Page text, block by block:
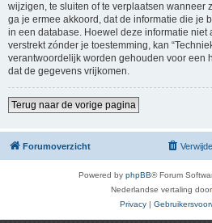
wijzigen, te sluiten of te verplaatsen wanneer
ga je ermee akkoord, dat de informatie die je
in een database. Hoewel deze informatie niet
verstrekt zónder je toestemming, kan
verantwoordelijk worden gehouden voor een
dat de gegevens vrijkomen.
Terug naar de vorige pagina
Forumoverzicht
Powered by phpBB® Forum
Nederlandse vertaling door
Privacy |